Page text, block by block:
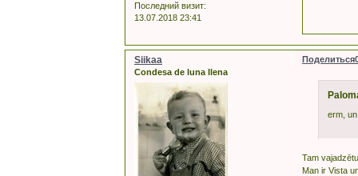
Последний визит:
13.07.2018 23:41
Поделиться
Siikaa
Condesa de luna llena
erm,
Tam
Man ir Vista